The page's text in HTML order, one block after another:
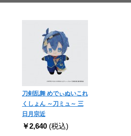
刀剣乱舞 めでぃぬいこれ
くしょん ～刀ミュ～ 三
日月宗近
￥2,640 (税込)